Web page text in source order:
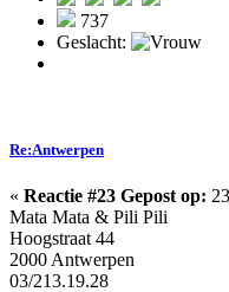
737
Geslacht:
Re:Antwerpen
« Reactie #23 Gepost op:
Mata Mata & Pili Pili
Hoogstraat 44
2000 Antwerpen
03/213.19.28